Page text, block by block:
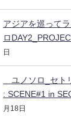
アジアを巡って
ロ
日
ユノソロ_セト
: SCENE#1 in
月18日